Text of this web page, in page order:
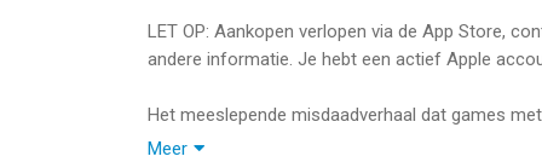
LET OP: Aankopen verlopen via de App Store,
andere informatie. Je hebt een actief Apple
Het meeslepende misdaadverhaal dat games
Meer